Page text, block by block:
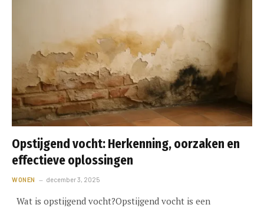
Opstijgend vocht: Herkenning, oorzaken en
effectieve oplossingen
WONEN december 3, 2025
Wat is opstijgend vocht?Opstijgend vocht is een